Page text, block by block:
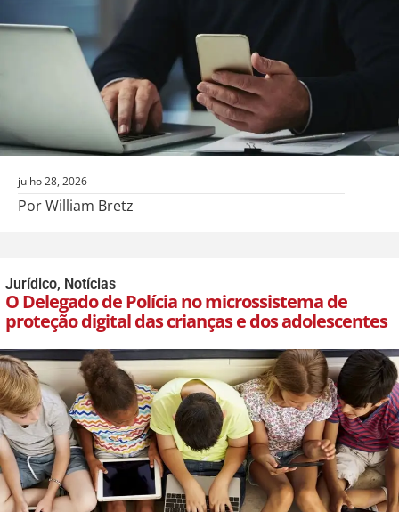
julho 28, 2026
Por William Bretz
Jurídico, Notícias
O Delegado de Polícia no microssistema de
proteção digital das crianças e dos adolescentes